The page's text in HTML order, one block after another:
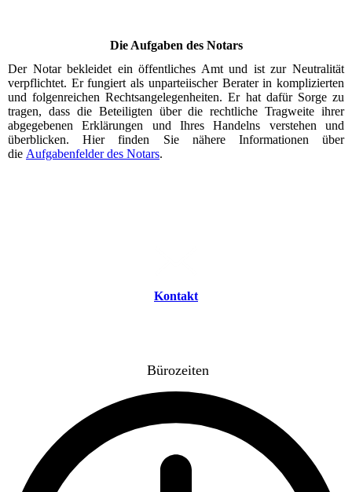
Die Aufgaben des Notars
Der Notar bekleidet ein öffentliches Amt und ist zur Neutralität
verpflichtet. Er fungiert als unparteiischer Berater in komplizierten
und folgenreichen Rechtsangelegenheiten. Er hat dafür Sorge zu
tragen, dass die Beteiligten über die rechtliche Tragweite ihrer
abgegebenen Erklärungen und Ihres Handelns verstehen und
überblicken.Hier finden Sie nähere Informationen über
die Aufgabenfelder des Notars.
Kontakt
Bürozeiten